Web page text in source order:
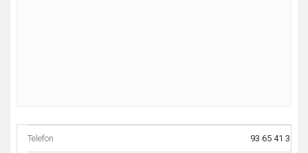
Telefon 93 65 41 34